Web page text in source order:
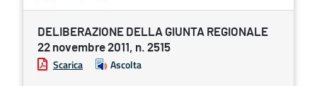
DELIBERAZIONE DELLA GIUNTA REGIONALE
22 novembre 2011, n. 2515
Scarica Ascolta